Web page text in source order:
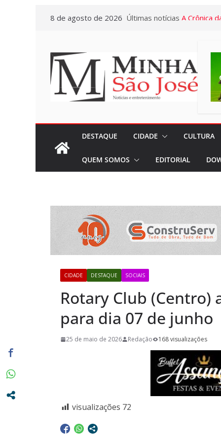
conteúdo
8 de agosto de 2026 Últimas notícias A Crônica
Euclidianas…
Letícia
com
“Marcelo
Miniférias:
destaca a
viagens
próximos
Pasta da
DESTAQUE CIDADE CULTURA
QUEM SOMOS EDITORIAL
CIDADE DESTAQUE SOCIAIS
Rotary Club (Centro)
para dia 07 de junho
25 de maio de 2026 Redação 168 visualizações
visualizações 72